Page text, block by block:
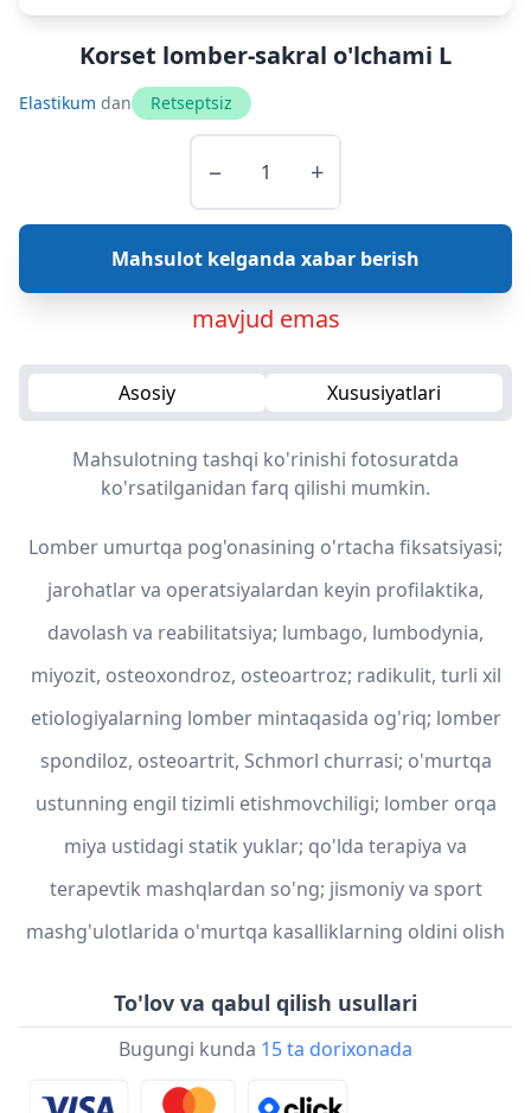
Korset lomber-sakral o'lchami L
Elastikum dan Retseptsiz
− +
Mahsulot kelganda xabar berish
mavjud emas
Asosiy Xususiyatlari
Mahsulotning tashqi ko'rinishi fotosuratda
ko'rsatilganidan farq qilishi mumkin.
Lomber umurtqa pog'onasining o'rtacha fiksatsiyasi;
jarohatlar va operatsiyalardan keyin profilaktika,
davolash va reabilitatsiya; lumbago, lumbodynia,
miyozit, osteoxondroz, osteoartroz; radikulit, turli xil
etiologiyalarning lomber mintaqasida og'riq; lomber
spondiloz, osteoartrit, Schmorl churrasi; o'murtqa
ustunning engil tizimli etishmovchiligi; lomber orqa
miya ustidagi statik yuklar; qo'lda terapiya va
terapevtik mashqlardan so'ng; jismoniy va sport
mashg'ulotlarida o'murtqa kasalliklarning oldini olish
To'lov va qabul qilish usullari
Bugungi kunda 15 ta dorixonada